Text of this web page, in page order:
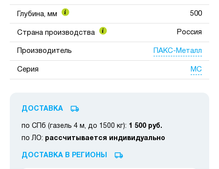
Глубина, мм 500
Страна производства Россия
Производитель ПАКС-Металл
Серия МС
ДОСТАВКА
по СПб (газель 4 м, до 1500 кг): 1 500 руб.
по ЛО: рассчитывается индивидуально
ДОСТАВКА В РЕГИОНЫ